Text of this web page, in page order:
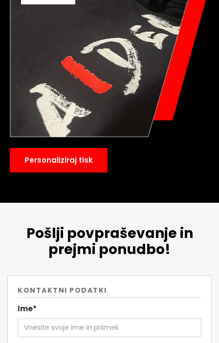
Personaliziraj tisk
Pošlji povpraševanje in
prejmi ponudbo!
KONTAKTNI PODATKI
Ime*